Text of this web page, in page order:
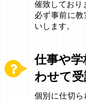
催致しており
必ず事前に
いします。
仕事や
わせて
個別に仕切ら